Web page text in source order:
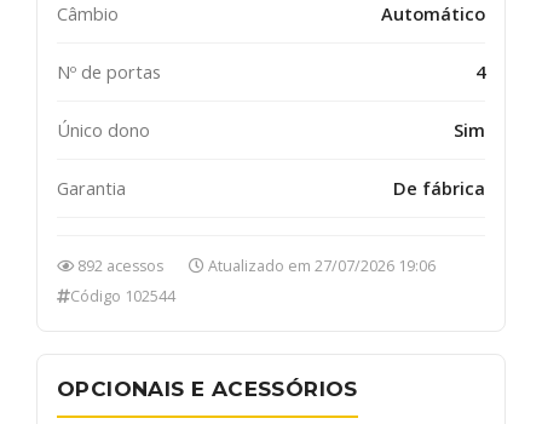
Câmbio Automático
Nº de portas 4
Único dono Sim
Garantia De fábrica
892 acessos
Atualizado em 27/07/2026 19:06
Código 102544
OPCIONAIS E ACESSÓRIOS